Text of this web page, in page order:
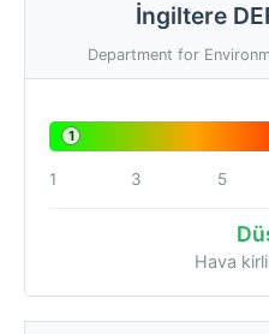
İngiltere
Department for
1
1 3 5
Hava